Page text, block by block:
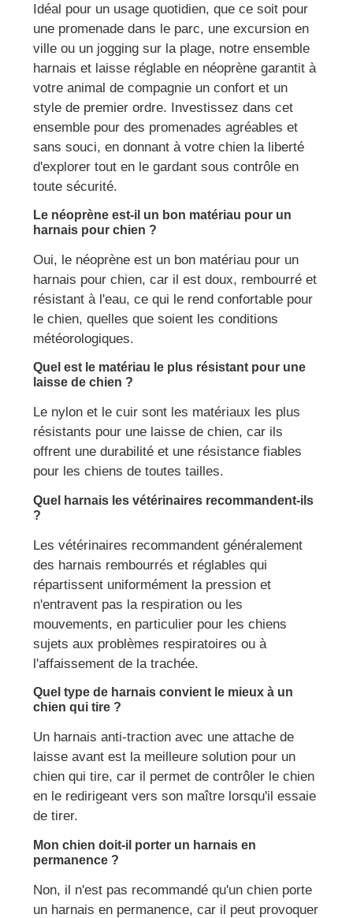
Idéal pour un usage quotidien, que ce soit pour
une promenade dans le parc, une excursion en
ville ou un jogging sur la plage, notre ensemble
harnais et laisse réglable en néoprène garantit à
votre animal de compagnie un confort et un
style de premier ordre. Investissez dans cet
ensemble pour des promenades agréables et
sans souci, en donnant à votre chien la liberté
d'explorer tout en le gardant sous contrôle en
toute sécurité.
Le néoprène est-il un bon matériau pour un
harnais pour chien ?
Oui, le néoprène est un bon matériau pour un
harnais pour chien, car il est doux, rembourré et
résistant à l'eau, ce qui le rend confortable pour
le chien, quelles que soient les conditions
météorologiques.
Quel est le matériau le plus résistant pour une
laisse de chien ?
Le nylon et le cuir sont les matériaux les plus
résistants pour une laisse de chien, car ils
offrent une durabilité et une résistance fiables
pour les chiens de toutes tailles.
Quel harnais les vétérinaires recommandent-ils
?
Les vétérinaires recommandent généralement
des harnais rembourrés et réglables qui
répartissent uniformément la pression et
n'entravent pas la respiration ou les
mouvements, en particulier pour les chiens
sujets aux problèmes respiratoires ou à
l'affaissement de la trachée.
Quel type de harnais convient le mieux à un
chien qui tire ?
Un harnais anti-traction avec une attache de
laisse avant est la meilleure solution pour un
chien qui tire, car il permet de contrôler le chien
en le redirigeant vers son maître lorsqu'il essaie
de tirer.
Mon chien doit-il porter un harnais en
permanence ?
Non, il n'est pas recommandé qu'un chien porte
un harnais en permanence, car il peut provoquer